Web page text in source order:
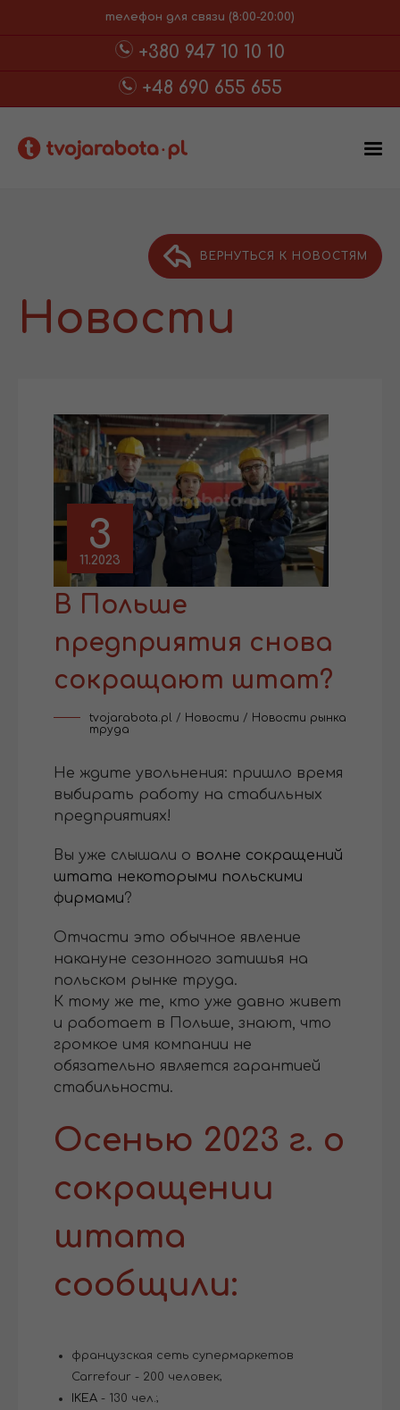
телефон для связи (8:00-20:00)
+380 947 10 10 10
+48 690 655 655
ВЕРНУТЬСЯ К НОВОСТЯМ
Новости
3
11.2023
В Польше
предприятия снова
сокращают штат?
tvojarabota.pl / Новости / Новости рынка
труда
Не ждите увольнения: пришло время
выбирать работу на стабильных
предприятиях!
Вы уже слышали о волне сокращений
штата некоторыми польскими
фирмами?
Отчасти это обычное явление
накануне сезонного затишья на
польском рынке труда.
К тому же те, кто уже давно живет
и работает в Польше, знают, что
громкое имя компании не
обязательно является гарантией
стабильности.
Осенью 2023 г. о
сокращении
штата
сообщили:
французская сеть супермаркетов
Carrefour - 200 человек;
IKEA - 130 чел.;